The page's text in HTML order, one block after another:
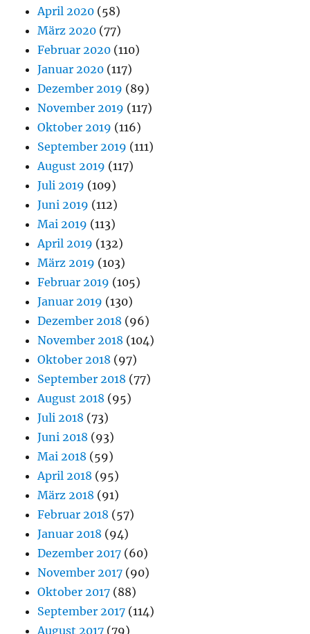
April 2020 (58)
März 2020 (77)
Februar 2020 (110)
Januar 2020 (117)
Dezember 2019 (89)
November 2019 (117)
Oktober 2019 (116)
September 2019 (111)
August 2019 (117)
Juli 2019 (109)
Juni 2019 (112)
Mai 2019 (113)
April 2019 (132)
März 2019 (103)
Februar 2019 (105)
Januar 2019 (130)
Dezember 2018 (96)
November 2018 (104)
Oktober 2018 (97)
September 2018 (77)
August 2018 (95)
Juli 2018 (73)
Juni 2018 (93)
Mai 2018 (59)
April 2018 (95)
März 2018 (91)
Februar 2018 (57)
Januar 2018 (94)
Dezember 2017 (60)
November 2017 (90)
Oktober 2017 (88)
September 2017 (114)
August 2017 (79)